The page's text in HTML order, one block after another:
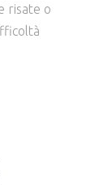
risate o